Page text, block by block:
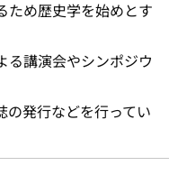
ため歴史学を始めとす
る講演会やシンポジウ
の発行などを行ってい